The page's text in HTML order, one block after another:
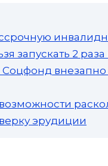
запускать 2
Соцфонд
эрудиции